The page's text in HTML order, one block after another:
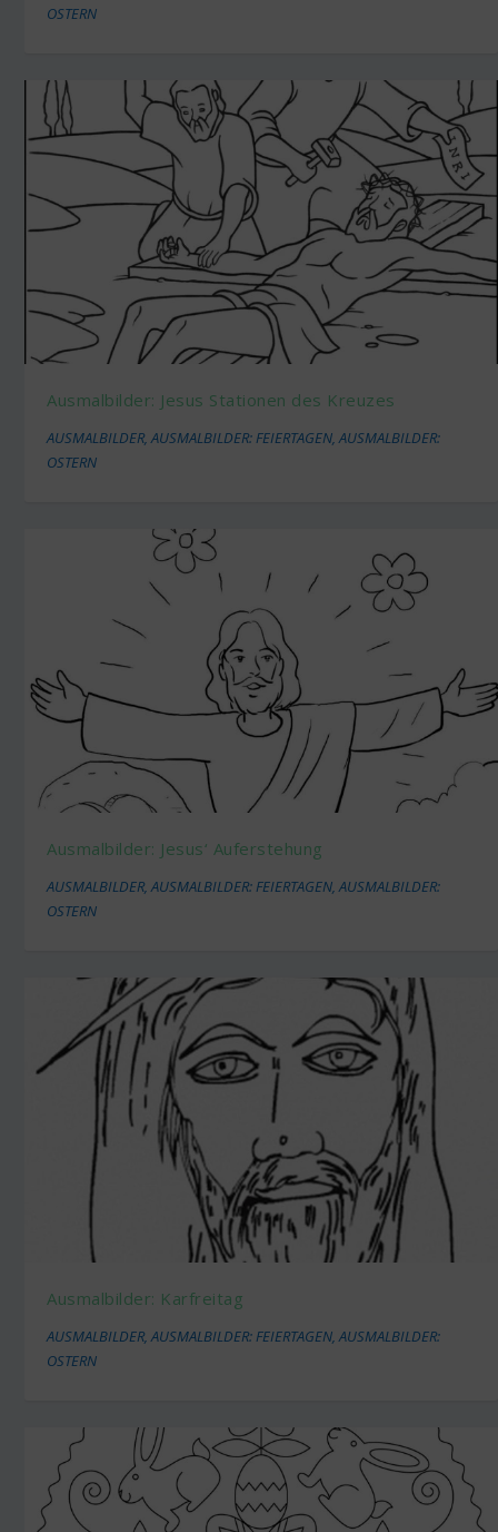
OSTERN
Ausmalbilder: Jesus Stationen des Kreuzes
AUSMALBILDER,AUSMALBILDER: FEIERTAGEN,AUSMALBILDER:
OSTERN
Ausmalbilder: Jesus‘ Auferstehung
AUSMALBILDER,AUSMALBILDER: FEIERTAGEN,AUSMALBILDER:
OSTERN
Ausmalbilder: Karfreitag
AUSMALBILDER ,AUSMALBILDER: FEIERTAGEN ,AUSMALBILDER:
OSTERN